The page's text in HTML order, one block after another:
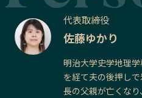
代表取締役
佐藤ゆかり
明治大学史学地理
を経て夫の後押し
長の父親が亡くな